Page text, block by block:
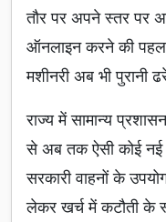
तौर पर अपने स्तर पर
ऑनलाइन करने की
मशीनरी अब भी पुरानी
राज्य में सामान्य
से अब तक ऐसी कोई नई
सरकारी वाहनों के
लेकर खर्च में कटौती के